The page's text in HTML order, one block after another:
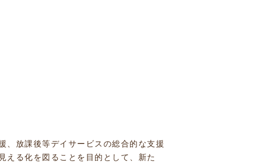
、放課後等デイサービスの総合的な支援
える化を図ることを目的として、新た